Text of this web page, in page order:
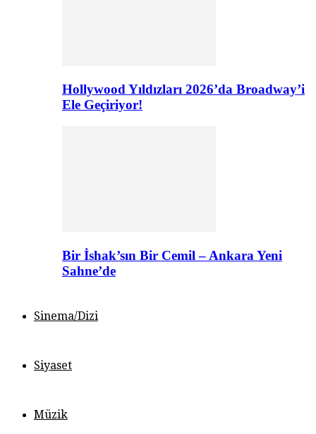
Hollywood Yıldızları 2026’da Broadway’i
Ele Geçiriyor!
Bir İshak’sın Bir Cemil – Ankara Yeni
Sahne’de
Sinema/Dizi
Siyaset
Müzik